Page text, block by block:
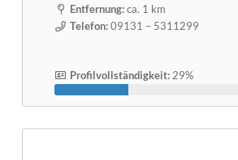
Entfernung:ca. 1 km
Telefon:09131 – 5311299
Profilvollständigkeit:29%